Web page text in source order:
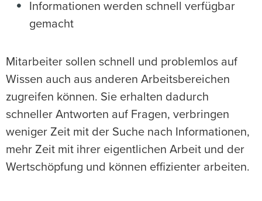
Informationen werden schnell verfügbar
gemacht
Mitarbeiter sollen schnell und problemlos auf
Wissen auch aus anderen Arbeitsbereichen
zugreifen können. Sie erhalten dadurch
schneller Antworten auf Fragen, verbringen
weniger Zeit mit der Suche nach Informationen,
mehr Zeit mit ihrer eigentlichen Arbeit und der
Wertschöpfung und können effizienter arbeiten.